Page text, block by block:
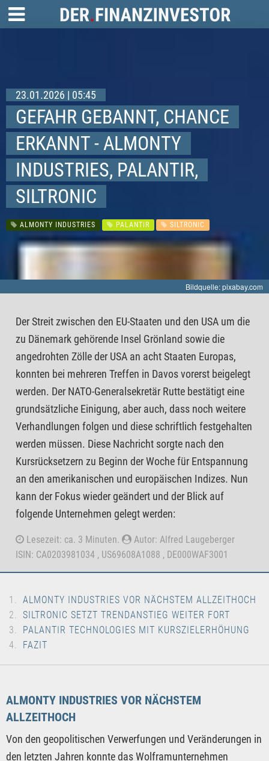
23.01.2026 | 05:45
GEFAHR GEBANNT, CHANCE
ERKANNT - ALMONTY
INDUSTRIES, PALANTIR,
SILTRONIC
ALMONTY INDUSTRIES PALANTIR SILTRONIC
Bildquelle: pixabay.com
Der Streit zwischen den EU-Staaten und den USA um die
zu Dänemark gehörende Insel Grönland sowie die
angedrohten Zölle der USA an acht Staaten Europas,
konnten bei mehreren Treffen in Davos vorerst beigelegt
werden. Der NATO-Generalsekretär Rutte bestätigt eine
grundsätzliche Einigung, aber auch, dass noch weitere
Verhandlungen folgen und diese schriftlich festgehalten
werden müssen. Diese Nachricht sorgte nach den
Kursrücksetzern zu Beginn der Woche für Entspannung
an den amerikanischen und europäischen Indizes. Nun
kann der Fokus wieder geändert und der Blick auf
folgende Unternehmen gelegt werden:
Lesezeit: ca. 3 Minuten.
Autor: Alfred Laugeberger
ISIN: CA0203981034 , US69608A1088 , DE000WAF3001
ALMONTY INDUSTRIES VOR NÄCHSTEM ALLZEITHOCH
SILTRONIC SETZT TRENDANSTIEG WEITER FORT
PALANTIR TECHNOLOGIES MIT KURSZIELERHÖHUNG
FAZIT
ALMONTY INDUSTRIES VOR NÄCHSTEM
ALLZEITHOCH
Von den geopolitischen Verwerfungen und Veränderungen in
den letzten Jahren konnte das Wolframunternehmen